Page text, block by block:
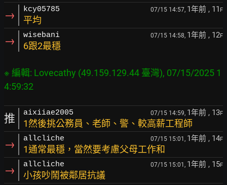
→ kcy05785 07/15 14:57, 1年前 , 11 F
平均
→ wisebani 07/15 14:58, 1年前 , 12F
6跟2最穩
※ 編輯: Lovecathy (49.159.129.44 臺灣), 07/15/2025 1
推 aixiiae2005 07/15 14:59, 1年前 , 13F
1然後挑公務員、老師、警、較高薪工程師
→ allcliche 07/15 15:01, 1年前 , 14F
1通常最穩，當然要考慮父母工作和
→ allcliche 07/15 15:01, 1年前 , 15F
小孩吵鬧被鄰居抗議